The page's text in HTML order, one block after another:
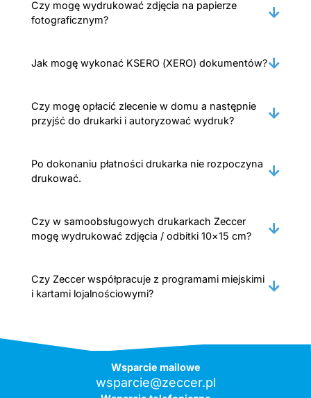
Czy mogę wydrukować zdjęcia na papierze
fotograficznym?
Jak mogę wykonać KSERO (XERO) dokumentów?
Czy mogę opłacić zlecenie w domu a następnie
przyjść do drukarki i autoryzować wydruk?
Po dokonaniu płatności drukarka nie rozpoczyna
drukować.
Czy w samoobsługowych drukarkach Zeccer
mogę wydrukować zdjęcia / odbitki 10×15 cm?
Czy Zeccer współpracuje z programami miejskimi
i kartami lojalnościowymi?
Wsparcie mailowe
wsparcie@zeccer.pl